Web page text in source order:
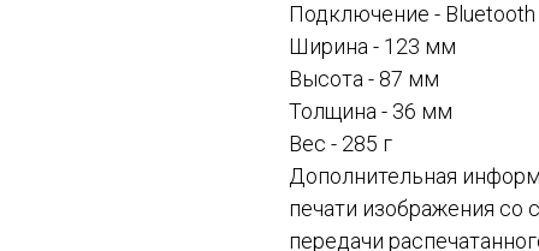
Подключение - Bluetooth
Ширина - 123 мм
Высота - 87 мм
Толщина - 36 мм
Вес - 285 г
Дополнительная
печати изображения
передачи